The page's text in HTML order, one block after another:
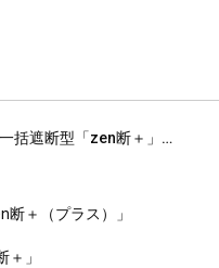
コンセントタイプ　感震ブレーカー　一括遮断型「zen断＋」紹介動画
＋（プラス）」
」